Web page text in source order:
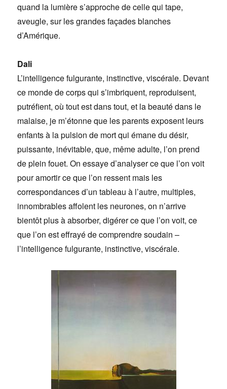
quand la lumière s’approche de celle qui tape,
aveugle, sur les grandes façades blanches
d’Amérique.
Dali
L’intelligence fulgurante, instinctive, viscérale. Devant
ce monde de corps qui s’imbriquent, reproduisent,
putréfient, où tout est dans tout, et la beauté dans le
malaise, je m’étonne que les parents exposent leurs
enfants à la pulsion de mort qui émane du désir,
puissante, inévitable, que, même adulte, l’on prend
de plein fouet. On essaye d’analyser ce que l’on voit
pour amortir ce que l’on ressent mais les
correspondances d’un tableau à l’autre, multiples,
innombrables affolent les neurones, on n’arrive
bientôt plus à absorber, digérer ce que l’on voit, ce
que l’on est effrayé de comprendre soudain –
l’intelligence fulgurante, instinctive, viscérale.